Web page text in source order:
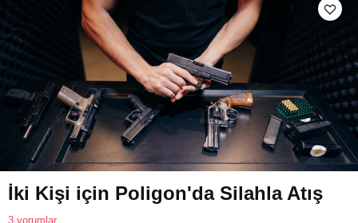
İki Kişi için Poligon'da Silahla Atış
3 yorumlar